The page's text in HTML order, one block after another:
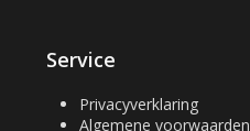
Service
Privacyverklaring
Algemene voorwaarden